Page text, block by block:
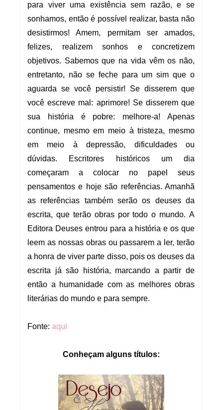
para viver uma existência sem razão, e se
sonhamos, então é possível realizar, basta não
desistirmos! Amem, permitam ser amados,
felizes, realizem sonhos e concretizem
objetivos. Sabemos que na vida vêm os não,
entretanto, não se feche para um sim que o
aguarda se você persistir! Se disserem que
você escreve mal: aprimore! Se disserem que
sua história é pobre: melhore-a! Apenas
continue, mesmo em meio à tristeza, mesmo
em meio à depressão, dificuldades ou
dúvidas. Escritores históricos um dia
começaram a colocar no papel seus
pensamentos e hoje são referências. Amanhã
as referências também serão os deuses da
escrita, que terão obras por todo o mundo. A
Editora Deuses entrou para a história e os que
leem as nossas obras ou passarem a ler, terão
a honra de viver parte disso, pois os deuses da
escrita já são história, marcando a partir de
então a humanidade com as melhores obras
literárias do mundo e para sempre.
Fonte: aqui
Conheçam alguns títulos: